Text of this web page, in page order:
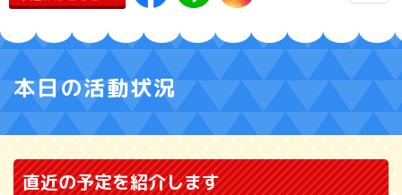
本日の活動状況
直近の予定を紹介します